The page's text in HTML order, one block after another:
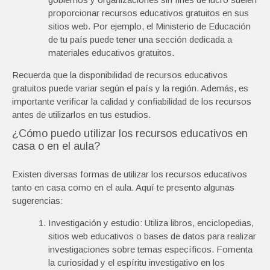
proporcionar recursos educativos gratuitos en sus
sitios web. Por ejemplo, el Ministerio de Educación
de tu país puede tener una sección dedicada a
materiales educativos gratuitos.
Recuerda que la disponibilidad de recursos educativos
gratuitos puede variar según el país y la región. Además, es
importante verificar la calidad y confiabilidad de los recursos
antes de utilizarlos en tus estudios.
¿Cómo puedo utilizar los recursos educativos en
casa o en el aula?
Existen diversas formas de utilizar los recursos educativos
tanto en casa como en el aula. Aquí te presento algunas
sugerencias:
Investigación y estudio: Utiliza libros, enciclopedias,
sitios web educativos o bases de datos para realizar
investigaciones sobre temas específicos. Fomenta
la curiosidad y el espíritu investigativo en los